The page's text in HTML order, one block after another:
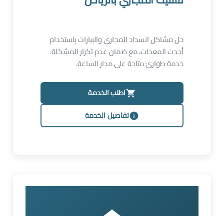
حل مشاكل انسداد المجاري والبيارات باستخدام
أحدث المعدات، مع ضمان عدم تكرار المشكلة.
خدمة طوارئ متاحة على مدار الساعة.
اطلب الخدمة
تفاصيل الخدمة